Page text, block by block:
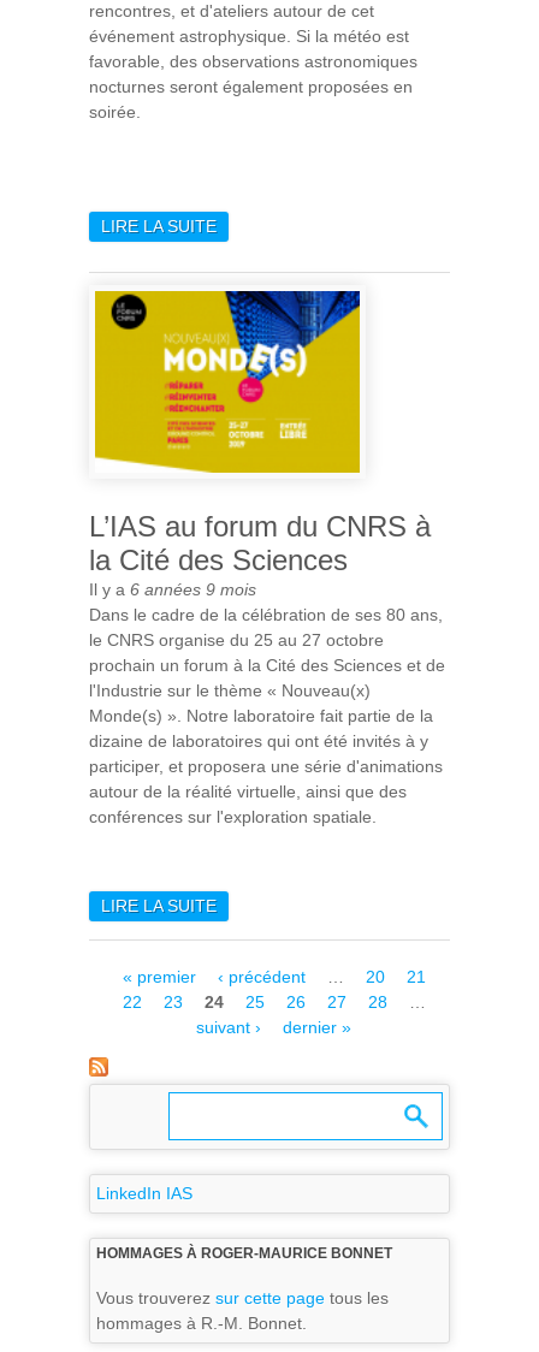
rencontres, et d'ateliers autour de cet
événement astrophysique. Si la météo est
favorable, des observations astronomiques
nocturnes seront également proposées en
soirée.
LIRE LA SUITEDE TRANSIT DE MERCURE
11 NOVEMBRE 2019
L’IAS au forum du CNRS à
la Cité des Sciences
Il y a 6 années 9 mois
Dans le cadre de la célébration de ses 80 ans,
le CNRS organise du 25 au 27 octobre
prochain un forum à la Cité des Sciences et de
l'Industrie sur le thème « Nouveau(x)
Monde(s) ». Notre laboratoire fait partie de la
dizaine de laboratoires qui ont été invités à y
participer, et proposera une série d'animations
autour de la réalité virtuelle, ainsi que des
conférences sur l'exploration spatiale.
LIRE LA SUITEDE L’IAS AU FORUM DU
Pages
« premier ‹ précédent … 20
21
22
23 24 25 26 27 28
…
suivant ›
dernier »
LinkedIn IAS
HOMMAGES À ROGER-MAURICE BONNET
Vous trouverez sur cette page tous les
hommages à R.-M. Bonnet.